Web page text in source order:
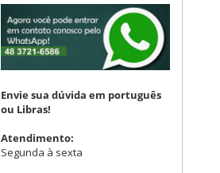
Envie sua dúvida em português
ou Libras!
Atendimento:
Segunda à sexta